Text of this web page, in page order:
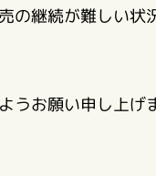
の継続が難しい状
お願い申し上げ